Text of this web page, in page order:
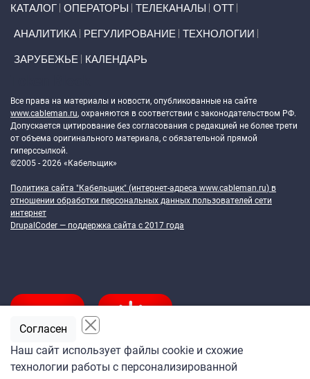
КАТАЛОГ ОПЕРАТОРЫ ТЕЛЕКАНАЛЫ ОТТ
АНАЛИТИКА РЕГУЛИРОВАНИЕ ТЕХНОЛОГИИ
ЗАРУБЕЖЬЕ КАЛЕНДАРЬ
Все права на материалы и новости, опубликованные на сайте
www.cableman.ru, охраняются в соответствии с законодательством РФ.
Допускается цитирование без согласования с редакцией не более трети
от объема оригинального материала, с обязательной прямой
гиперссылкой.
©2005 - 2026 «Кабельщик»
Политика сайта "Кабельщик" (интернет-адреса www.cableman.ru) в
отношении обработки персональных данных пользователей сети
интернет
DrupalCoder — поддержка сайта c 2017 года
Наш сайт использует файлы cookie и схожие
технологии работы с персонализированной
Согласен